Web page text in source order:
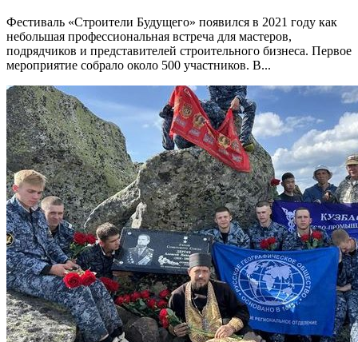
Фестиваль «Строители Будущего» появился в 2021 году как
небольшая профессиональная встреча для мастеров,
подрядчиков и представителей строительного бизнеса. Первое
мероприятие собрало около 500 участников. В...